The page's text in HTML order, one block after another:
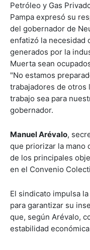
Petróleo y Gas
Pampa expresó su
del gobernador de
enfatizó la necesidad
generados por la
Muerta sean
"No estamos
trabajadores de otros
trabajo sea para
gobernador.
Manuel Arévalo,
que priorizar la mano
de los principales
en el Convenio
El sindicato impulsa
para garantizar su
que, según Arévalo,
estabilidad